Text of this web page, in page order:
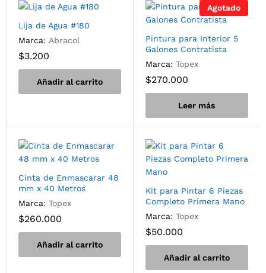
Lija de Agua #180
Marca: Abracol
$3.200
Añadir al carrito
Agotado
Pintura para Interior 5
Galones Contratista
Marca: Topex
$270.000
Leer más
Cinta de Enmascarar 48
mm x 40 Metros
Marca: Topex
$260.000
Añadir al carrito
Kit para Pintar 6 Piezas
Completo Primera Mano
Marca: Topex
$50.000
Añadir al carrito